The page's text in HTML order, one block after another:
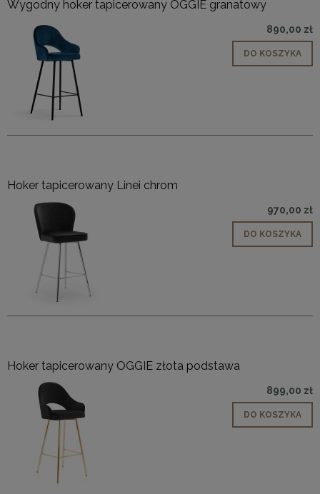
Wygodny hoker tapicerowany OGGIE granatowy
890,00 zł
DO KOSZYKA
Hoker tapicerowany Linei chrom
970,00 zł
DO KOSZYKA
Hoker tapicerowany OGGIE złota podstawa
899,00 zł
DO KOSZYKA